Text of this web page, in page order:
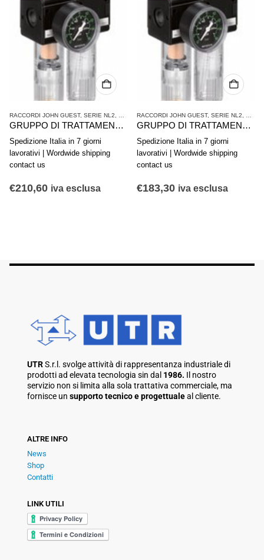
ARIA COMPRESSA
RACCORDI JOHN GUEST, SERIE NL2 TRATTAMENTO ARIA COMPRESSA
GRUPPO DI TRATTAMENTO ARIA IN 2 PARTI AVENTICS SERIE NL4-ACD 0821300531
Spedizione Italia in 7 giorni
lavorativi | Wordwide shipping
contact us
€210,60 iva esclusa
RACCORDI JOHN GUEST, SERIE NL2
GRUPPO DI TRATTAMENTO ARIA IN 2 PARTI AVENTICS SERIE NL4-ACD 0821300500
Spedizione Italia in 7 giorni
lavorativi | Wordwide shipping
contact us
€183,30 iva esclusa
UTRS.r.l. svolge attività di rappresentanza industriale di
prodotti ad elevata tecnologia sin dal 1986. Il nostro
servizio non si limita alla sola trattativa commerciale, ma
fornisce un supporto tecnico e progettualeal cliente.
ALTRE INFO
News
Shop
Contatti
LINK UTILI